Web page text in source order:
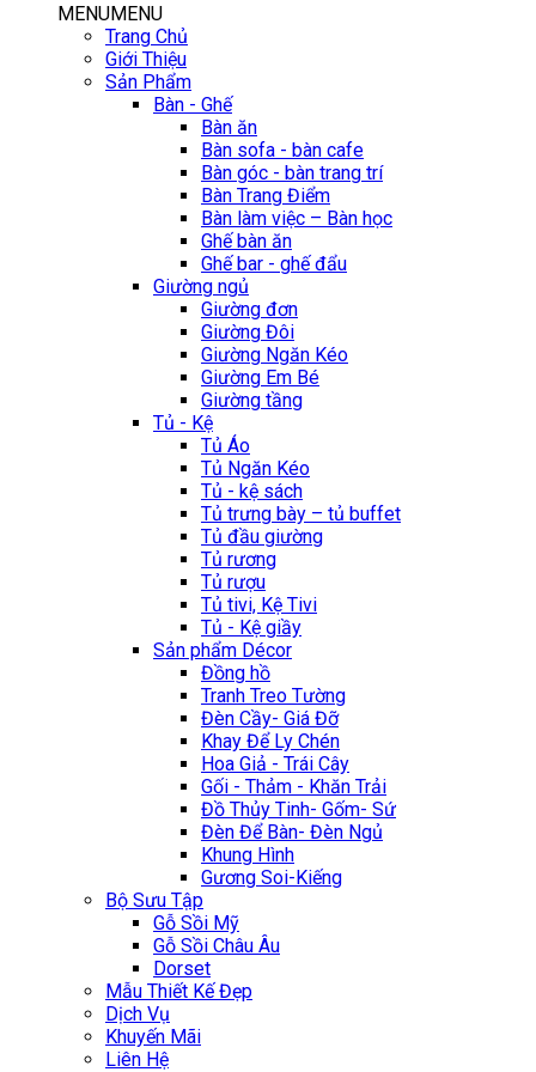
MENUMENU
Trang Chủ
Giới Thiệu
Sản Phẩm
Bàn - Ghế
Bàn ăn
Bàn sofa - bàn cafe
Bàn góc - bàn trang trí
Bàn Trang Điểm
Bàn làm việc – Bàn học
Ghế bàn ăn
Ghế bar - ghế đẩu
Giường ngủ
Giường đơn
Giường Đôi
Giường Ngăn Kéo
Giường Em Bé
Giường tầng
Tủ - Kệ
Tủ Áo
Tủ Ngăn Kéo
Tủ - kệ sách
Tủ trưng bày – tủ buffet
Tủ đầu giường
Tủ rương
Tủ rượu
Tủ tivi, Kệ Tivi
Tủ - Kệ giầy
Sản phẩm Décor
Đồng hồ
Tranh Treo Tường
Đèn Cầy- Giá Đỡ
Khay Để Ly Chén
Hoa Giả - Trái Cây
Gối - Thảm - Khăn Trải
Đồ Thủy Tinh- Gốm- Sứ
Đèn Để Bàn- Đèn Ngủ
Khung Hình
Gương Soi-Kiếng
Bộ Sưu Tập
Gỗ Sồi Mỹ
Gỗ Sồi Châu Âu
Dorset
Mẫu Thiết Kế Đẹp
Dịch Vụ
Khuyến Mãi
Liên Hệ